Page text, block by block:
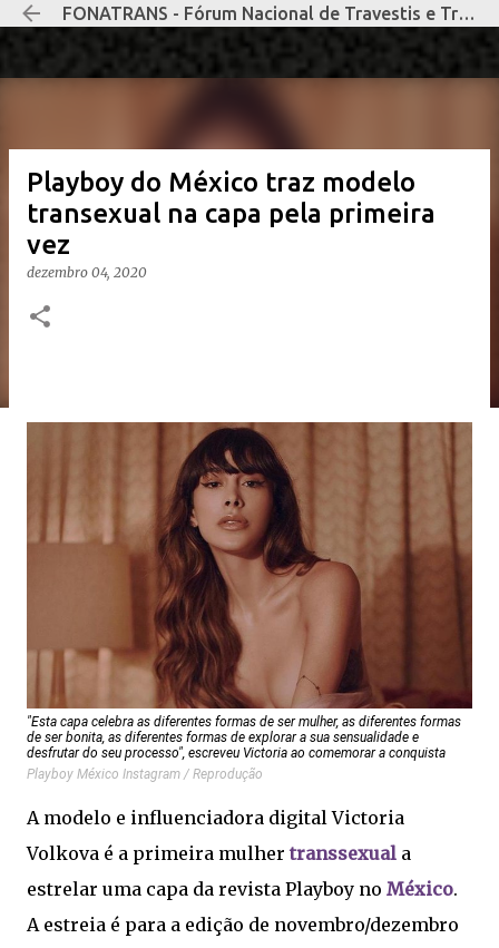
Pular para o conteúdo principal
FONATRANS - Fórum Nacional de Travestis e Transexuais Negras e Negros
Playboy do México traz modelo
transexual na capa pela primeira
vez
dezembro 04, 2020
"Esta capa celebra as diferentes formas de ser mulher, as diferentes formas
de ser bonita, as diferentes formas de explorar a sua sensualidade e
desfrutar do seu processo", escreveu Victoria ao comemorar a conquista
Playboy México Instagram / Reprodução
A modelo e influenciadora digital Victoria
Volkova é a primeira mulhertranssexual a
estrelar uma capa da revista Playboy no México.
A estreia é para a edição de novembro/dezembro